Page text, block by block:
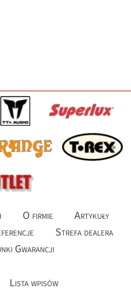
O firmie
Artykuły
Strefa dealera
Gwarancji
Lista wpisów